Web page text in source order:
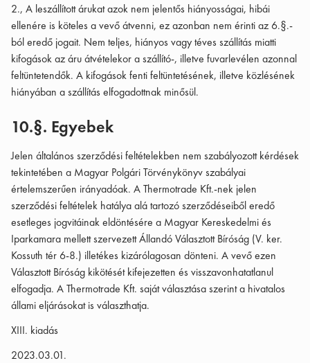
2., A leszállított árukat azok nem jelentős hiányosságai, hibái
ellenére is köteles a vevő átvenni, ez azonban nem érinti az 6.§.-
ból eredő jogait. Nem teljes, hiányos vagy téves szállítás miatti
kifogások az áru átvételekor a szállító-, illetve fuvarlevélen azonnal
feltüntetendők. A kifogások fenti feltüntetésének, illetve közlésének
hiányában a szállítás elfogadottnak minősül.
10.§. Egyebek
Jelen általános szerződési feltételekben nem szabályozott kérdések
tekintetében a Magyar Polgári Törvénykönyv szabályai
értelemszerűen irányadóak. A Thermotrade Kft.-nek jelen
szerződési feltételek hatálya alá tartozó szerződéseiből eredő
esetleges jogvitáinak eldöntésére a Magyar Kereskedelmi és
Iparkamara mellett szervezett Állandó Választott Bíróság (V. ker.
Kossuth tér 6-8.) illetékes kizárólagosan dönteni. A vevő ezen
Választott Bíróság kikötését kifejezetten és visszavonhatatlanul
elfogadja. A Thermotrade Kft. saját választása szerint a hivatalos
állami eljárásokat is választhatja.
XIII. kiadás
2023.03.01.